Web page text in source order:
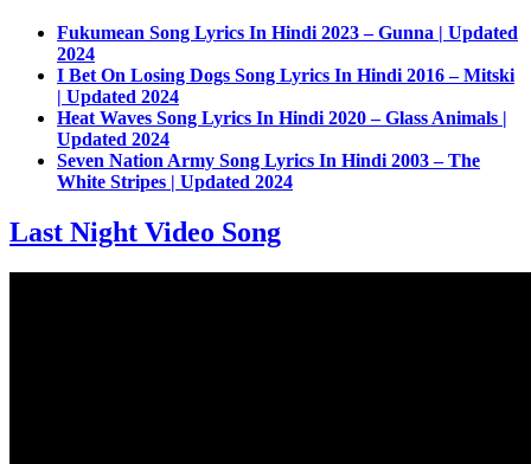
Fukumean Song Lyrics In Hindi 2023 – Gunna | Updated
2024
I Bet On Losing Dogs Song Lyrics In Hindi 2016 – Mitski
| Updated 2024
Heat Waves Song Lyrics In Hindi 2020 – Glass Animals |
Updated 2024
Seven Nation Army Song Lyrics In Hindi 2003 – The
White Stripes | Updated 2024
Last Night Video Song